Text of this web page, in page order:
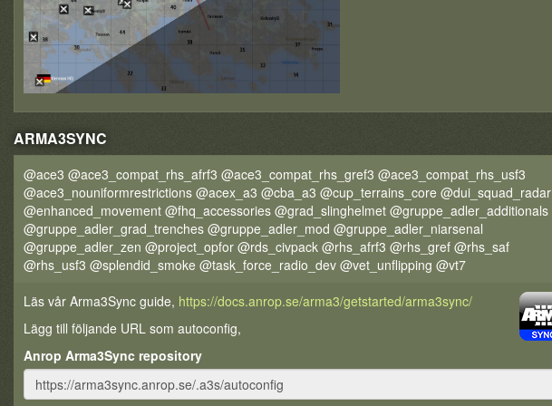
ARMA3SYNC
@ace3 @ace3_compat_rhs_afrf3 @ace3_compat_rhs_gref3 @ace3_compat_rhs_usf3
@ace3_nouniformrestrictions @acex_a3 @cba_a3 @cup_terrains_core @dui_squad_radar
@enhanced_movement @fhq_accessories @grad_slinghelmet @gruppe_adler_additionals
@gruppe_adler_grad_trenches @gruppe_adler_mod @gruppe_adler_niarsenal
@gruppe_adler_zen @project_opfor @rds_civpack @rhs_afrf3 @rhs_gref @rhs_saf
@rhs_usf3 @splendid_smoke @task_force_radio_dev @vet_unflipping @vt7
Läs vår Arma3Sync guide, https://docs.anrop.se/arma3/getstarted/arma3sync/
Lägg till följande URL som autoconfig,
Anrop Arma3Sync repository